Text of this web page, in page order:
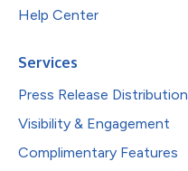
Help Center
Services
Press Release Distribution
Visibility & Engagement
Complimentary Features